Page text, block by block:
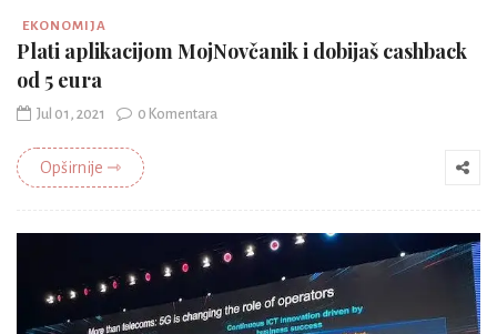
EKONOMIJA
Plati aplikacijom MojNovčanik i dobijaš cashback
od 5 eura
Jul 01, 2021 0 Komentara
Opširnije ⇾